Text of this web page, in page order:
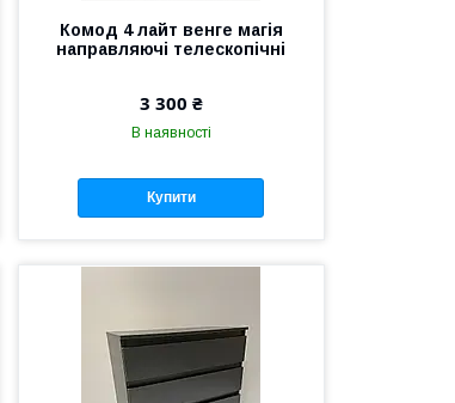
Комод 4 лайт венге магія
направляючі телескопічні
3 300 ₴
В наявності
Купити